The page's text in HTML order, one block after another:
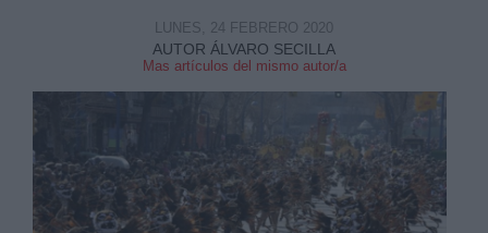
AUTOR ÁLVARO SECILLA
Mas artículos del mismo autor/a
LUNES, 24 FEBRERO 2020
Información adicional